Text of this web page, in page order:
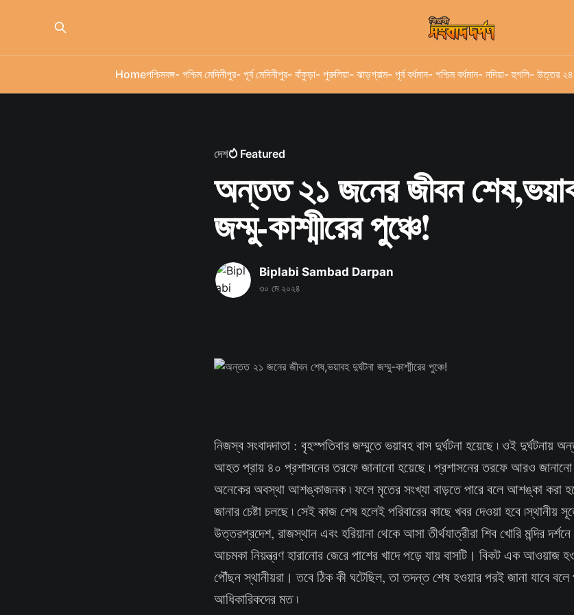
Homeপশ্চিমবঙ্গ- পশ্চিম মেদিনীপুর- পূর্ব মেদিনীপুর- বাঁকুড়া- পুরুলিয়া- ঝাড়গ্রাম- পূর্ব বর্ধমান- পশ্চিম বর্ধমান- নদিয়া- হুগলি- উত্তর ২৪
দেশ Featured
অন্তত ২১ জনের জীবন
জম্মু-কাশ্মীরের পুঞ্চে!
Biplabi Sambad Darpan
৩০ মে ২০২৪
নিজস্ব সংবাদদাতা : বৃহস্পতিবার জম্মুতে ভয়াবহ বাস দুর্ঘটনা হয়েছে ৷ ওই দুর্ঘটনায়
আহত প্রায় ৪০ প্রশাসনের তরফে জানানো হয়েছে ৷ প্রশাসনের তরফে আরও
অনেকের অবস্থা আশঙ্কাজনক ৷ ফলে মৃতের সংখ্যা বাড়তে পারে বলে আশঙ্কা করা
জানার চেষ্টা চলছে ৷ সেই কাজ শেষ হলেই পরিবারের কাছে খবর দেওয়া হবে ৷স্থানীয়
উত্তরপ্রদেশ, রাজস্থান এবং হরিয়ানা থেকে আসা তীর্থযাত্রীরা শিব খোরি মন্দির
আচমকা নিয়ন্ত্রণ হারানোর জেরে পাশের খাদে পড়ে যায় বাসটি। বিকট এক আওয়াজ
পৌঁছন স্থানীয়রা। তবে ঠিক কী ঘটেছিল, তা তদন্ত শেষ হওয়ার পরই জানা যাবে
আধিকারিকদের মত ৷